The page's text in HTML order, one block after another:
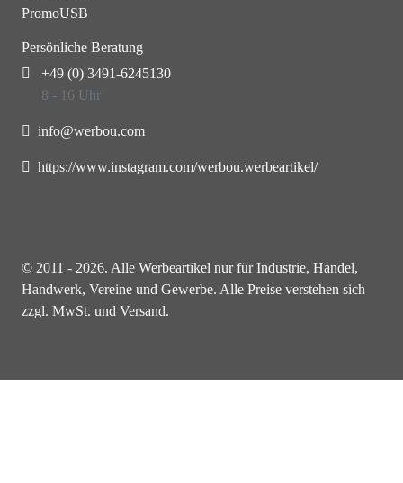
PromoUSB
Persönliche Beratung
+49 (0) 3491-6245130
8 - 16 Uhr
info@werbou.com
https://www.instagram.com/werbou.werbeartikel/
© 2011 - 2026. Alle Werbeartikel nur für Industrie, Handel,
Handwerk, Vereine und Gewerbe. Alle Preise verstehen sich
zzgl. MwSt. und Versand.